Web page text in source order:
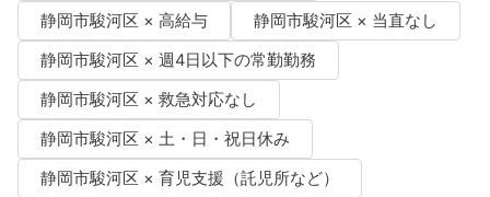
静岡市駿河区 × 高給与
静岡市駿河区 × 当直なし
静岡市駿河区 × 週4日以下の常勤勤務
静岡市駿河区 × 救急対応なし
静岡市駿河区 × 土・日・祝日休み
静岡市駿河区 × 育児支援（託児所など）